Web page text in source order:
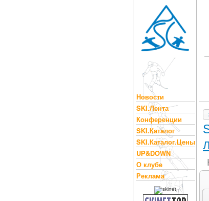
Новости
SKI.Лента
Конференции
SKI.Каталог
SKI.Каталог.Цены
UP&DOWN
О клубе
Реклама